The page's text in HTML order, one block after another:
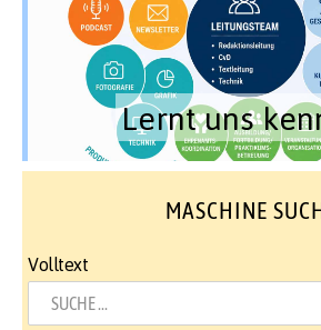
Lernt uns
MASCHINE
Volltext